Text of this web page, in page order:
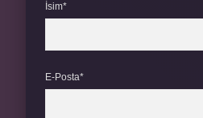
İsim*
E-Posta*